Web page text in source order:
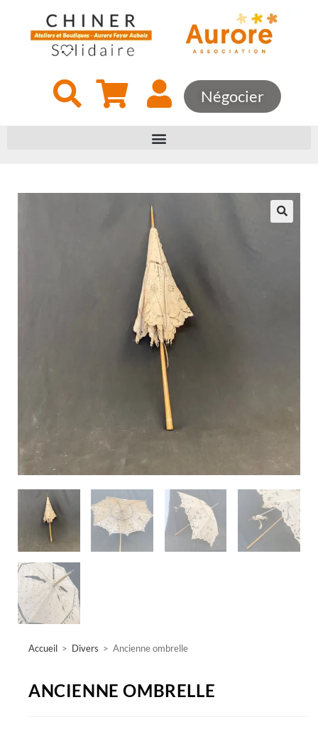
Négocier
Accueil > Divers > Ancienne ombrelle
ANCIENNE OMBRELLE